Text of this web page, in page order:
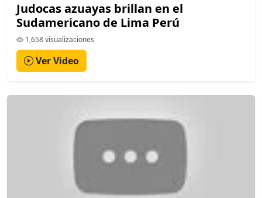
Judocas azuayas brillan en el
Sudamericano de Lima Perú
1,658 visualizaciones
Ver Video